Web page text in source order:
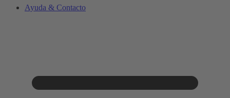
Ayuda & Contacto